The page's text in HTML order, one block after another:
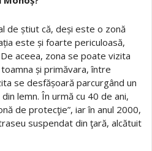
de știut că, deși este o zonă
este și foarte periculoasă,
aceea, zona se poate vizita
și primăvara, între
se desfășoară parcurgând un
lemn. În urmă cu 40 de ani,
de protecţie”, iar în anul 2000,
suspendat din ţară, alcătuit